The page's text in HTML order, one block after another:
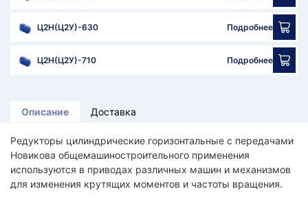
Ц2Н(Ц2У)-630 Подробнее
Ц2Н(Ц2У)-710 Подробнее
Описание Доставка
Редукторы цилиндрические горизонтальные с передачами
Новикова общемашиностроительного применения
используются в приводах различных машин и механизмов
для изменения крутящих моментов и частоты вращения.